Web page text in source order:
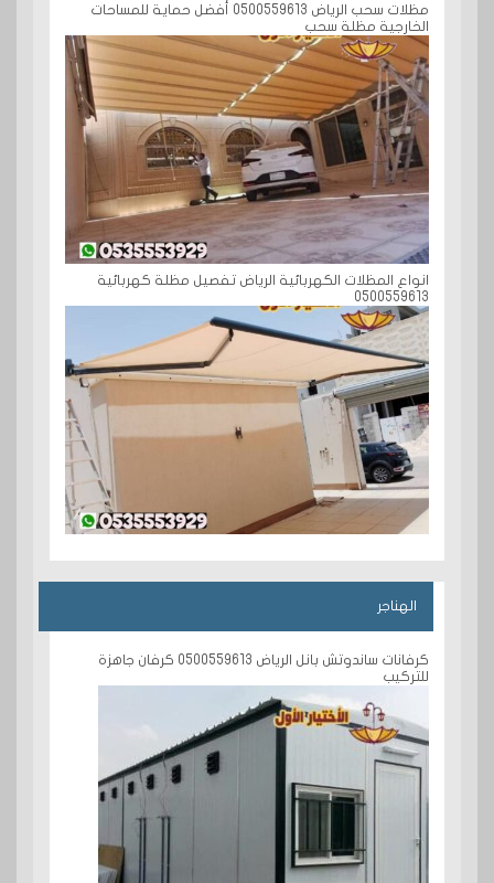
مظلات سحب الرياض 0500559613 أفضل حماية للمساحات
الخارجية مظلة سحب
انواع المظلات الكهربائية الرياض تفصيل مظلة كهربائية
0500559613
الهناجر
كرفانات ساندوتش بانل الرياض 0500559613 كرفان جاهزة
للتركيب